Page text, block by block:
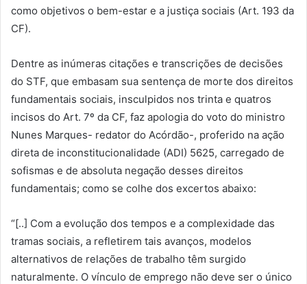
como objetivos o bem-estar e a justiça sociais (Art. 193 da
CF).
Dentre as inúmeras citações e transcrições de decisões
do STF, que embasam sua sentença de morte dos direitos
fundamentais sociais, insculpidos nos trinta e quatros
incisos do Art. 7º da CF, faz apologia do voto do ministro
Nunes Marques- redator do Acórdão-, proferido na ação
direta de inconstitucionalidade (ADI) 5625, carregado de
sofismas e de absoluta negação desses direitos
fundamentais; como se colhe dos excertos abaixo:
“[..] Com a evolução dos tempos e a complexidade das
tramas sociais, a refletirem tais avanços, modelos
alternativos de relações de trabalho têm surgido
naturalmente. O vínculo de emprego não deve ser o único